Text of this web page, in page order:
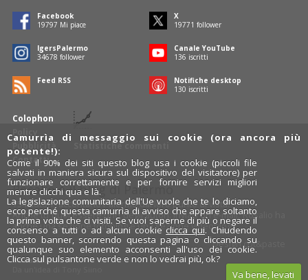
Colophon
Policy
Pubblicità
Contatti
Statistiche commenti
Facebook
19797 Mi piace
X
19771 follower
IgersPalermo
34678 follower
Canale YouTube
136 iscritti
Feed RSS
Notifiche desktop
130 iscritti
Rosalio è il blog di Palermo
754 autoriraccontano Palermo dal loro punto di vista.
Anche tu puoi essere uno degli autori: inviaci un' e-mail. Rosalio ha
anche una sezionefotobloge una sezionevideoblog.
Designcut&paste
Rosalio.it
Camurrìa di messaggio sui cookie (ora ancora più
potente!):
Come il 90% dei siti questo blog usa i cookie (piccoli file
salvati in maniera sicura sul dispositivo del visitatore) per
funzionare correttamente e per fornire servizi migliori
mentre clicchi qua e là.
La legislazione comunitaria dell'Ue vuole che te lo diciamo,
ecco perché questa camurrìa di avviso che appare soltanto
la prima volta che ci visiti. Se vuoi saperne di più o negare il
consenso a tutti o ad alcuni cookie clicca qui. Chiudendo
questo banner, scorrendo questa pagina o cliccando su
qualunque suo elemento acconsenti all'uso dei cookie.
Clicca sul pulsantone verde e non lo vedrai più, ok?
Va bene, levati